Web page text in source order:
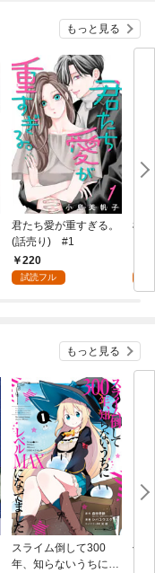
もっと見る
君たち愛が重すぎる。
(話売り) #1
220
試読フル
桜
もっと見る
スライム倒して300
年、知らないうちにレ
信